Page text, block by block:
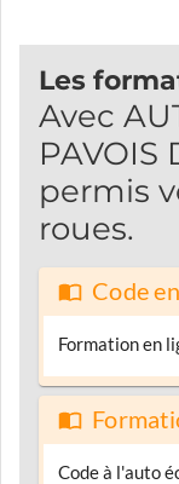
Les
Avec
PAVOIS
permis
roues.
Code
Formation en
Code à l'auto